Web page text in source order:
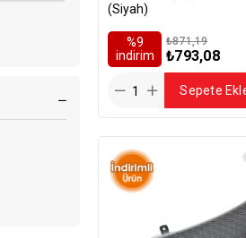
(Siyah)
%9
i̇ndirim
₺793,08
₺871,19
Sepete